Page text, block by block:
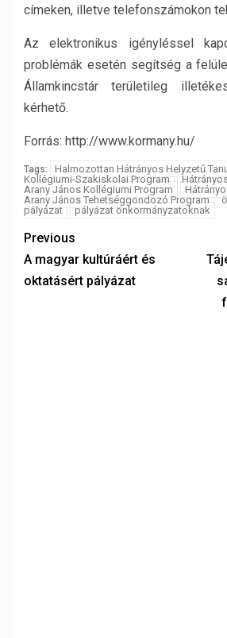
címeken, illetve telefonszámokon
Az elektronikus igényléssel
problémák esetén segítség a
Államkincstár területileg
kérhető.
Forrás: http://www.kormany.hu/
Tags:
Halmozottan Hátrányos Helyzetű
Kollégiumi-Szakiskolai Program
Arany János Kollégiumi Program
Arany János Tehetséggondozó Program
pályázat
pályázat önkormányzatoknak
Previous
A magyar kultúráért és
oktatásért pályázat